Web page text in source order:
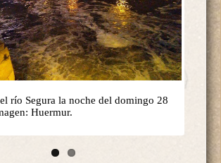
río Segura la noche del domingo 28
Huermur.